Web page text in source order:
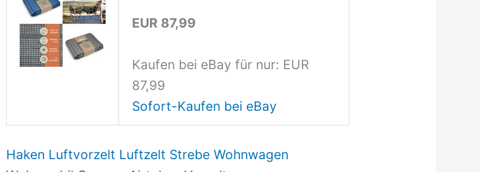
EUR 87,99
Kaufen bei eBay für nur: EUR
87,99
Sofort-Kaufen bei eBay
Haken Luftvorzelt Luftzelt Strebe Wohnwagen